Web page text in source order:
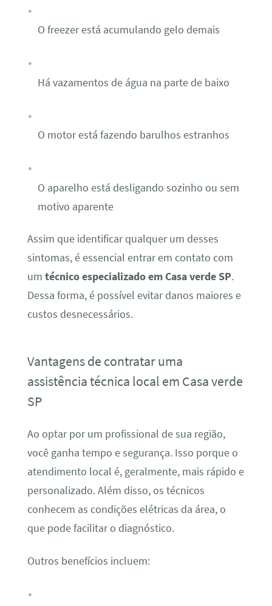
O freezer está acumulando gelo demais
Há vazamentos de água na parte de baixo
O motor está fazendo barulhos estranhos
O aparelho está desligando sozinho ou sem
motivo aparente
Assim que identificar qualquer um desses
sintomas, é essencial entrar em contato com
um técnico especializado em Casa verde SP.
Dessa forma, é possível evitar danos maiores e
custos desnecessários.
Vantagens de contratar uma
assistência técnica local em Casa verde
SP
Ao optar por um profissional de sua região,
você ganha tempo e segurança. Isso porque o
atendimento local é, geralmente, mais rápido e
personalizado. Além disso, os técnicos
conhecem as condições elétricas da área, o
que pode facilitar o diagnóstico.
Outros benefícios incluem: